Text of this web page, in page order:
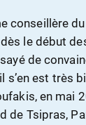
conseillère
le début
de
s’en est très
en mai
de Tsipras,